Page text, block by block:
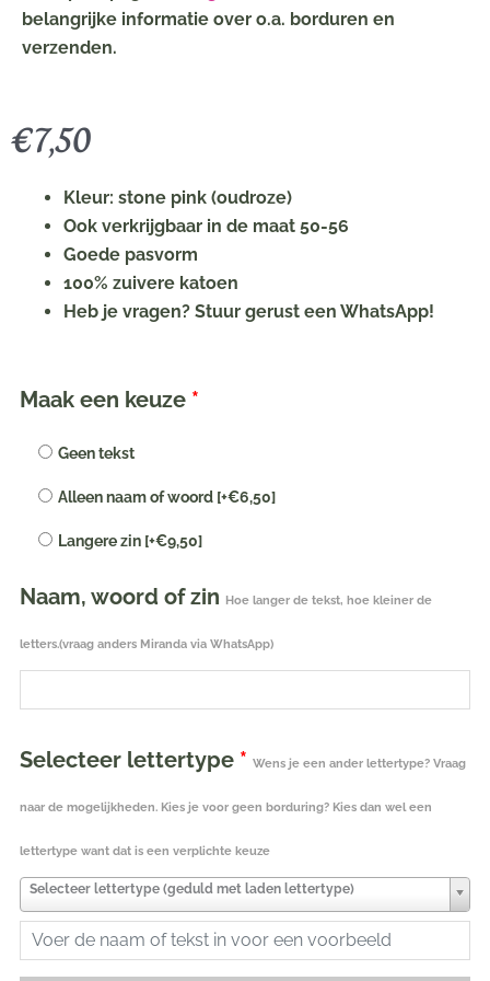
belangrijke informatie over o.a. borduren en
verzenden.
€7,50
Kleur: stone pink (oudroze)
Ook verkrijgbaar in de maat 50-56
Goede pasvorm
100% zuivere katoen
Heb je vragen? Stuur gerust een WhatsApp!
Maak een keuze *
Geen tekst
Alleen naam of woord [+€6,50]
Langere zin [+€9,50]
Naam, woord of zin Hoe langer de tekst, hoe kleiner de
letters.(vraag anders Miranda via WhatsApp)
Selecteer lettertype * Wens je een ander lettertype? Vraag
naar de mogelijkheden. Kies je voor geen borduring? Kies dan wel een
lettertype want dat is een verplichte keuze
Selecteer lettertype (geduld met laden lettertype)
Rompertje
naam
eigen
tekst
pink
62-